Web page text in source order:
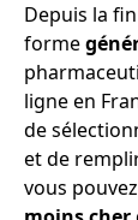
Depuis la
forme
ligne en
de
et de
vous pouvez